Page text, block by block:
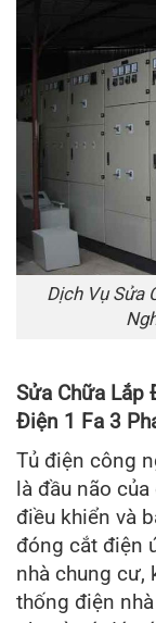
Dịch Vụ Sửa
Sửa Chữa Lắp
Điện 1 Fa 3
Tủ điện công
là đầu não
điều khiển và
đóng cắt điện
nhà chung cư,
thống điện